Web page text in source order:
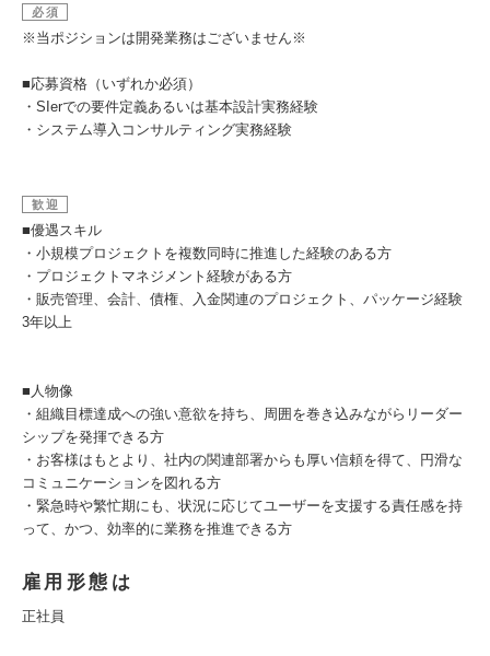
必須
※当ポジションは開発業務はございません※
■応募資格（いずれか必須）
・SIerでの要件定義あるいは基本設計実務経験
・システム導入コンサルティング実務経験
歓迎
■優遇スキル
・小規模プロジェクトを複数同時に推進した経験のある方
・プロジェクトマネジメント経験がある方
・販売管理、会計、債権、入金関連のプロジェクト、パッケージ経験
3年以上
■人物像
・組織目標達成への強い意欲を持ち、周囲を巻き込みながらリーダー
シップを発揮できる方
・お客様はもとより、社内の関連部署からも厚い信頼を得て、円滑な
コミュニケーションを図れる方
・緊急時や繁忙期にも、状況に応じてユーザーを支援する責任感を持
って、かつ、効率的に業務を推進できる方
雇用形態は
正社員